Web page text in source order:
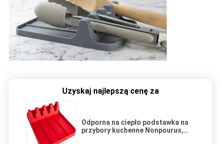
Uzyskaj najlepszą cenę za
Odporna na ciepło podstawka na
przybory kuchenne Nonpourus,